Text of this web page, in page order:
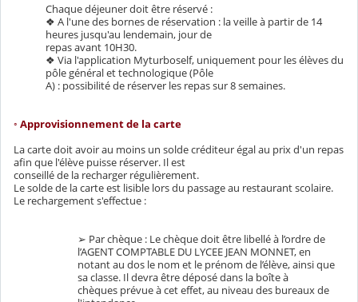
Chaque déjeuner doit être réservé :
❖ A l'une des bornes de réservation : la veille à partir de 14
heures jusqu'au lendemain, jour de
repas avant 10H30.
❖ Via l'application Myturboself, uniquement pour les élèves du
pôle général et technologique (Pôle
A) : possibilité de réserver les repas sur 8 semaines.
◦ Approvisionnement de la carte
La carte doit avoir au moins un solde créditeur égal au prix d'un repas
afin que l'élève puisse réserver. Il est
conseillé de la recharger régulièrement.
Le solde de la carte est lisible lors du passage au restaurant scolaire.
Le rechargement s'effectue :
➢ Par chèque : Le chèque doit être libellé à l’ordre de
l’AGENT COMPTABLE DU LYCEE JEAN MONNET, en
notant au dos le nom et le prénom de l’élève, ainsi que
sa classe. Il devra être déposé dans la boîte à
chèques prévue à cet effet, au niveau des bureaux de